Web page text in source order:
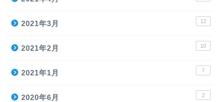
2021年3月 12
2021年2月 10
2021年1月 7
2020年6月 2